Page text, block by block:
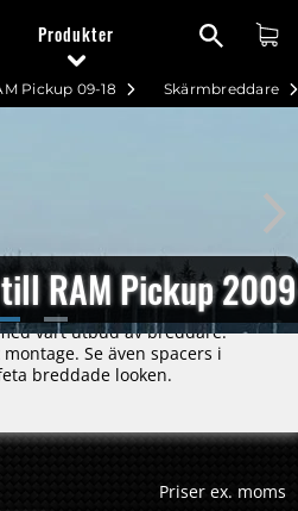
Produkter
Skärmbreddare
Pickup 09-18
RAM Pickup
vårt utbud av breddare.
Se även spacers i
breddade looken.
Priser ex. moms